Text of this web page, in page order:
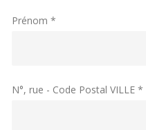
Prénom *
N°, rue - Code Postal VILLE *